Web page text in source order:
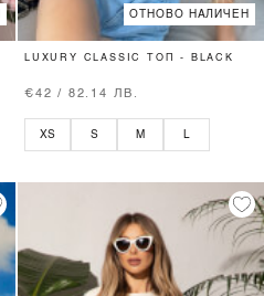
ОТНОВО НАЛИЧЕН
LUXURY CLASSIC ТОП - BLACK
€42 / 82.14 ЛВ.
XS S M L